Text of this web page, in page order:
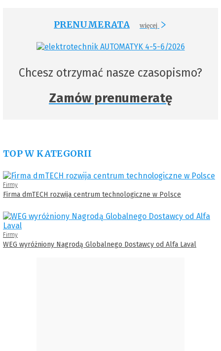
PRENUMERATA więcej
Chcesz otrzymać nasze czasopismo?
Zamów prenumeratę
TOP W KATEGORII
Firmy
Firma dmTECH rozwija centrum technologiczne w Polsce
Firmy
WEG wyróżniony Nagrodą Globalnego Dostawcy od Alfa Laval